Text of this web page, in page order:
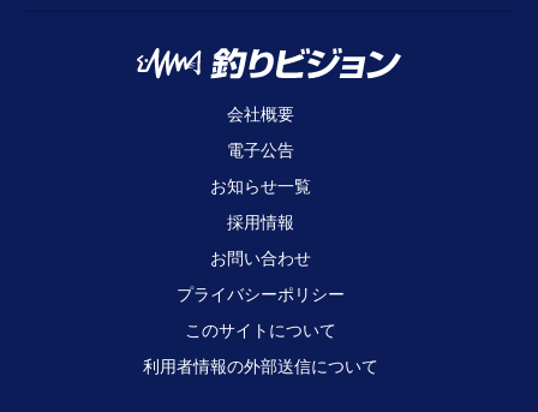
会社概要
電子公告
お知らせ一覧
採用情報
お問い合わせ
プライバシーポリシー
このサイトについて
利用者情報の外部送信について